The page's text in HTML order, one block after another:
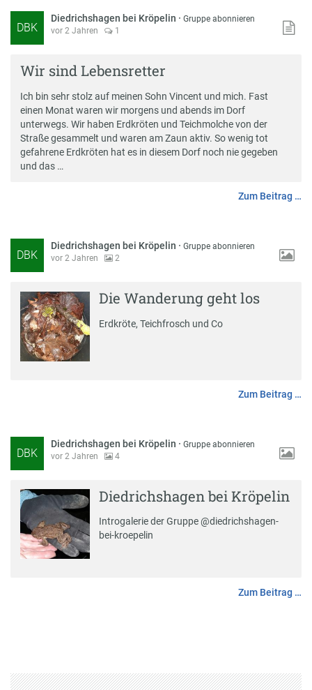
DBK
Diedrichshagen bei Kröpelin ·Gruppe abonnieren
vor 2 Jahren
1
Wir sind Lebensretter
Ich bin sehr stolz auf meinen Sohn Vincent und mich. Fast
einen Monat waren wir morgens und abends im Dorf
unterwegs. Wir haben Erdkröten und Teichmolche von der
Straße gesammelt und waren am Zaun aktiv. So wenig tot
gefahrene Erdkröten hat es in diesem Dorf noch nie gegeben
und das …
Zum Beitrag …
DBK
Diedrichshagen bei Kröpelin ·Gruppe abonnieren
vor 2 Jahren
2
Die Wanderung geht los
Erdkröte, Teichfrosch und Co
Zum Beitrag …
DBK
Diedrichshagen bei Kröpelin ·Gruppe abonnieren
vor 2 Jahren
4
Diedrichshagen bei Kröpelin
Introgalerie der Gruppe @diedrichshagen-
bei-kroepelin
Zum Beitrag …